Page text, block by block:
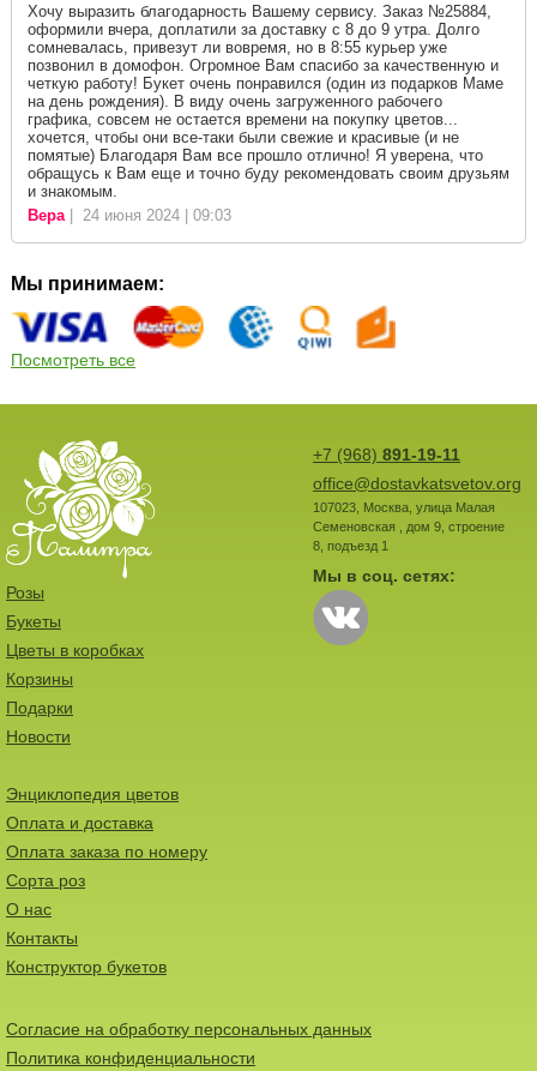
Хочу выразить благодарность Вашему сервису. Заказ №25884,
оформили вчера, доплатили за доставку с 8 до 9 утра. Долго
сомневалась, привезут ли вовремя, но в 8:55 курьер уже
позвонил в домофон. Огромное Вам спасибо за качественную и
четкую работу! Букет очень понравился (один из подарков Маме
на день рождения). В виду очень загруженного рабочего
графика, совсем не остается времени на покупку цветов...
хочется, чтобы они все-таки были свежие и красивые (и не
помятые) Благодаря Вам все прошло отлично! Я уверена, что
обращусь к Вам еще и точно буду рекомендовать своим друзьям
и знакомым.
Вера| 24 июня 2024 | 09:03
Мы принимаем:
Посмотреть все
+7 (968) 891-19-11
office@dostavkatsvetov.org
107023, Москва, улица Малая
Семеновская , дом 9, строение
8, подъезд 1
Мы в соц. сетях:
Розы
Букеты
Цветы в коробках
Корзины
Подарки
Новости
Энциклопедия цветов
Оплата и доставка
Оплата заказа по номеру
Сорта роз
О нас
Контакты
Конструктор букетов
Согласие на обработку персональных данных
Политика конфиденциальности